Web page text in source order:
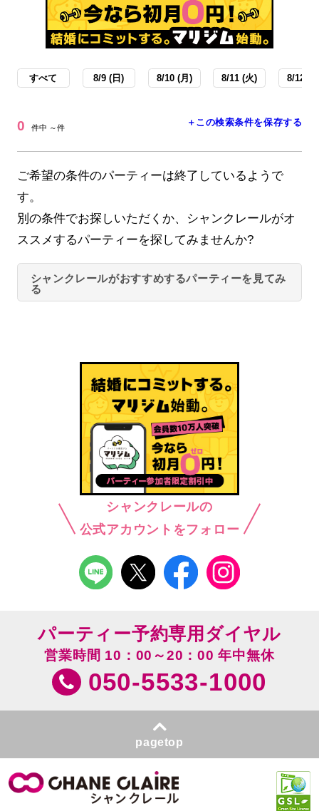
すべて 8/9 (日) 8/10 (月) 8/11 (火) 8/12 (
0 件中 ～件 ＋この検索条件を保存する
ご希望の条件のパーティーは終了しているようで
す。
別の条件でお探しいただくか、シャンクレールがオ
ススメするパーティーを探してみませんか?
シャンクレールがおすすめするパーティーを見てみ
る
シャンクレールの
公式アカウントをフォロー
パーティー予約専用ダイヤル
営業時間 10：00～20：00 年中無休
050-5533-1000
pagetop